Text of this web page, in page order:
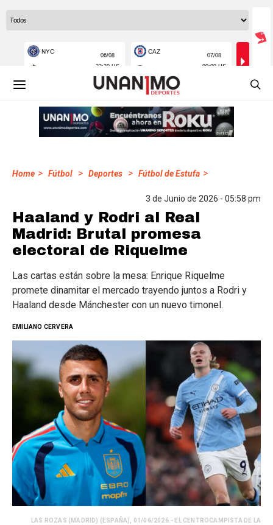
Home > Fútbol > Deportes > Fútbol de Estufa >
3 de Junio de 2026 - 05:58 pm
Haaland y Rodri al Real
Madrid: Brutal promesa
electoral de Riquelme
Las cartas están sobre la mesa: Enrique Riquelme
promete dinamitar el mercado trayendo juntos a Rodri y
Haaland desde Mánchester con un nuevo timonel.
EMILIANO CERVERA
LAS ROZAS (MADRID) (ESPAÑA), 01/06/2026.- EL CENTROCAMPISTA DE LA